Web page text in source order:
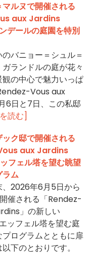
ルヌで開催される
aux Jardins
デールの庭園を特別
バニョー＝シュル＝
ランドルの庭が花々
の中心で魅力いっぱ
Vous aux
6日と7日、この私邸
読む]
ク邸で開催される
aux Jardins
フェル塔を望む眺望
ラム
、2026年6月5日から
催される「Rendez-
」の新しい
ッフェル塔を望む庭
ログラムとともに扉
下のとおりです。